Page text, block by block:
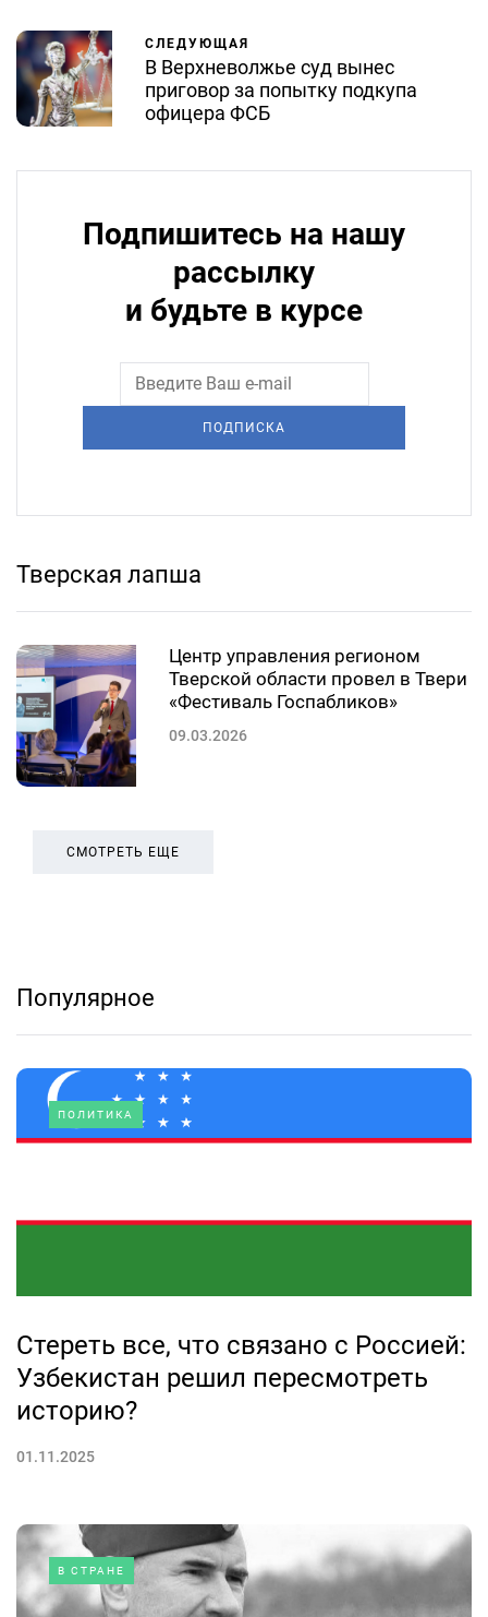
СЛЕДУЮЩАЯ
В Верхневолжье суд вынес
приговор за попытку подкупа
офицера ФСБ
Подпишитесь на нашу
рассылку
и будьте в курсе
ПОДПИСКА
Тверская лапша
Центр управления регионом
Тверской области провел в Твери
«Фестиваль Госпабликов»
09.03.2026
СМОТРЕТЬ ЕЩЕ
Популярное
ПОЛИТИКА
Стереть все, что связано с Россией:
Узбекистан решил пересмотреть
историю?
01.11.2025
В СТРАНЕ